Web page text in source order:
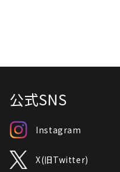
公式SNS
Instagram
X(旧Twitter)